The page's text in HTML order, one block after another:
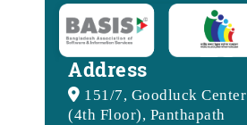
Address
151/7, Goodluck Center
(4th Floor), Panthapath